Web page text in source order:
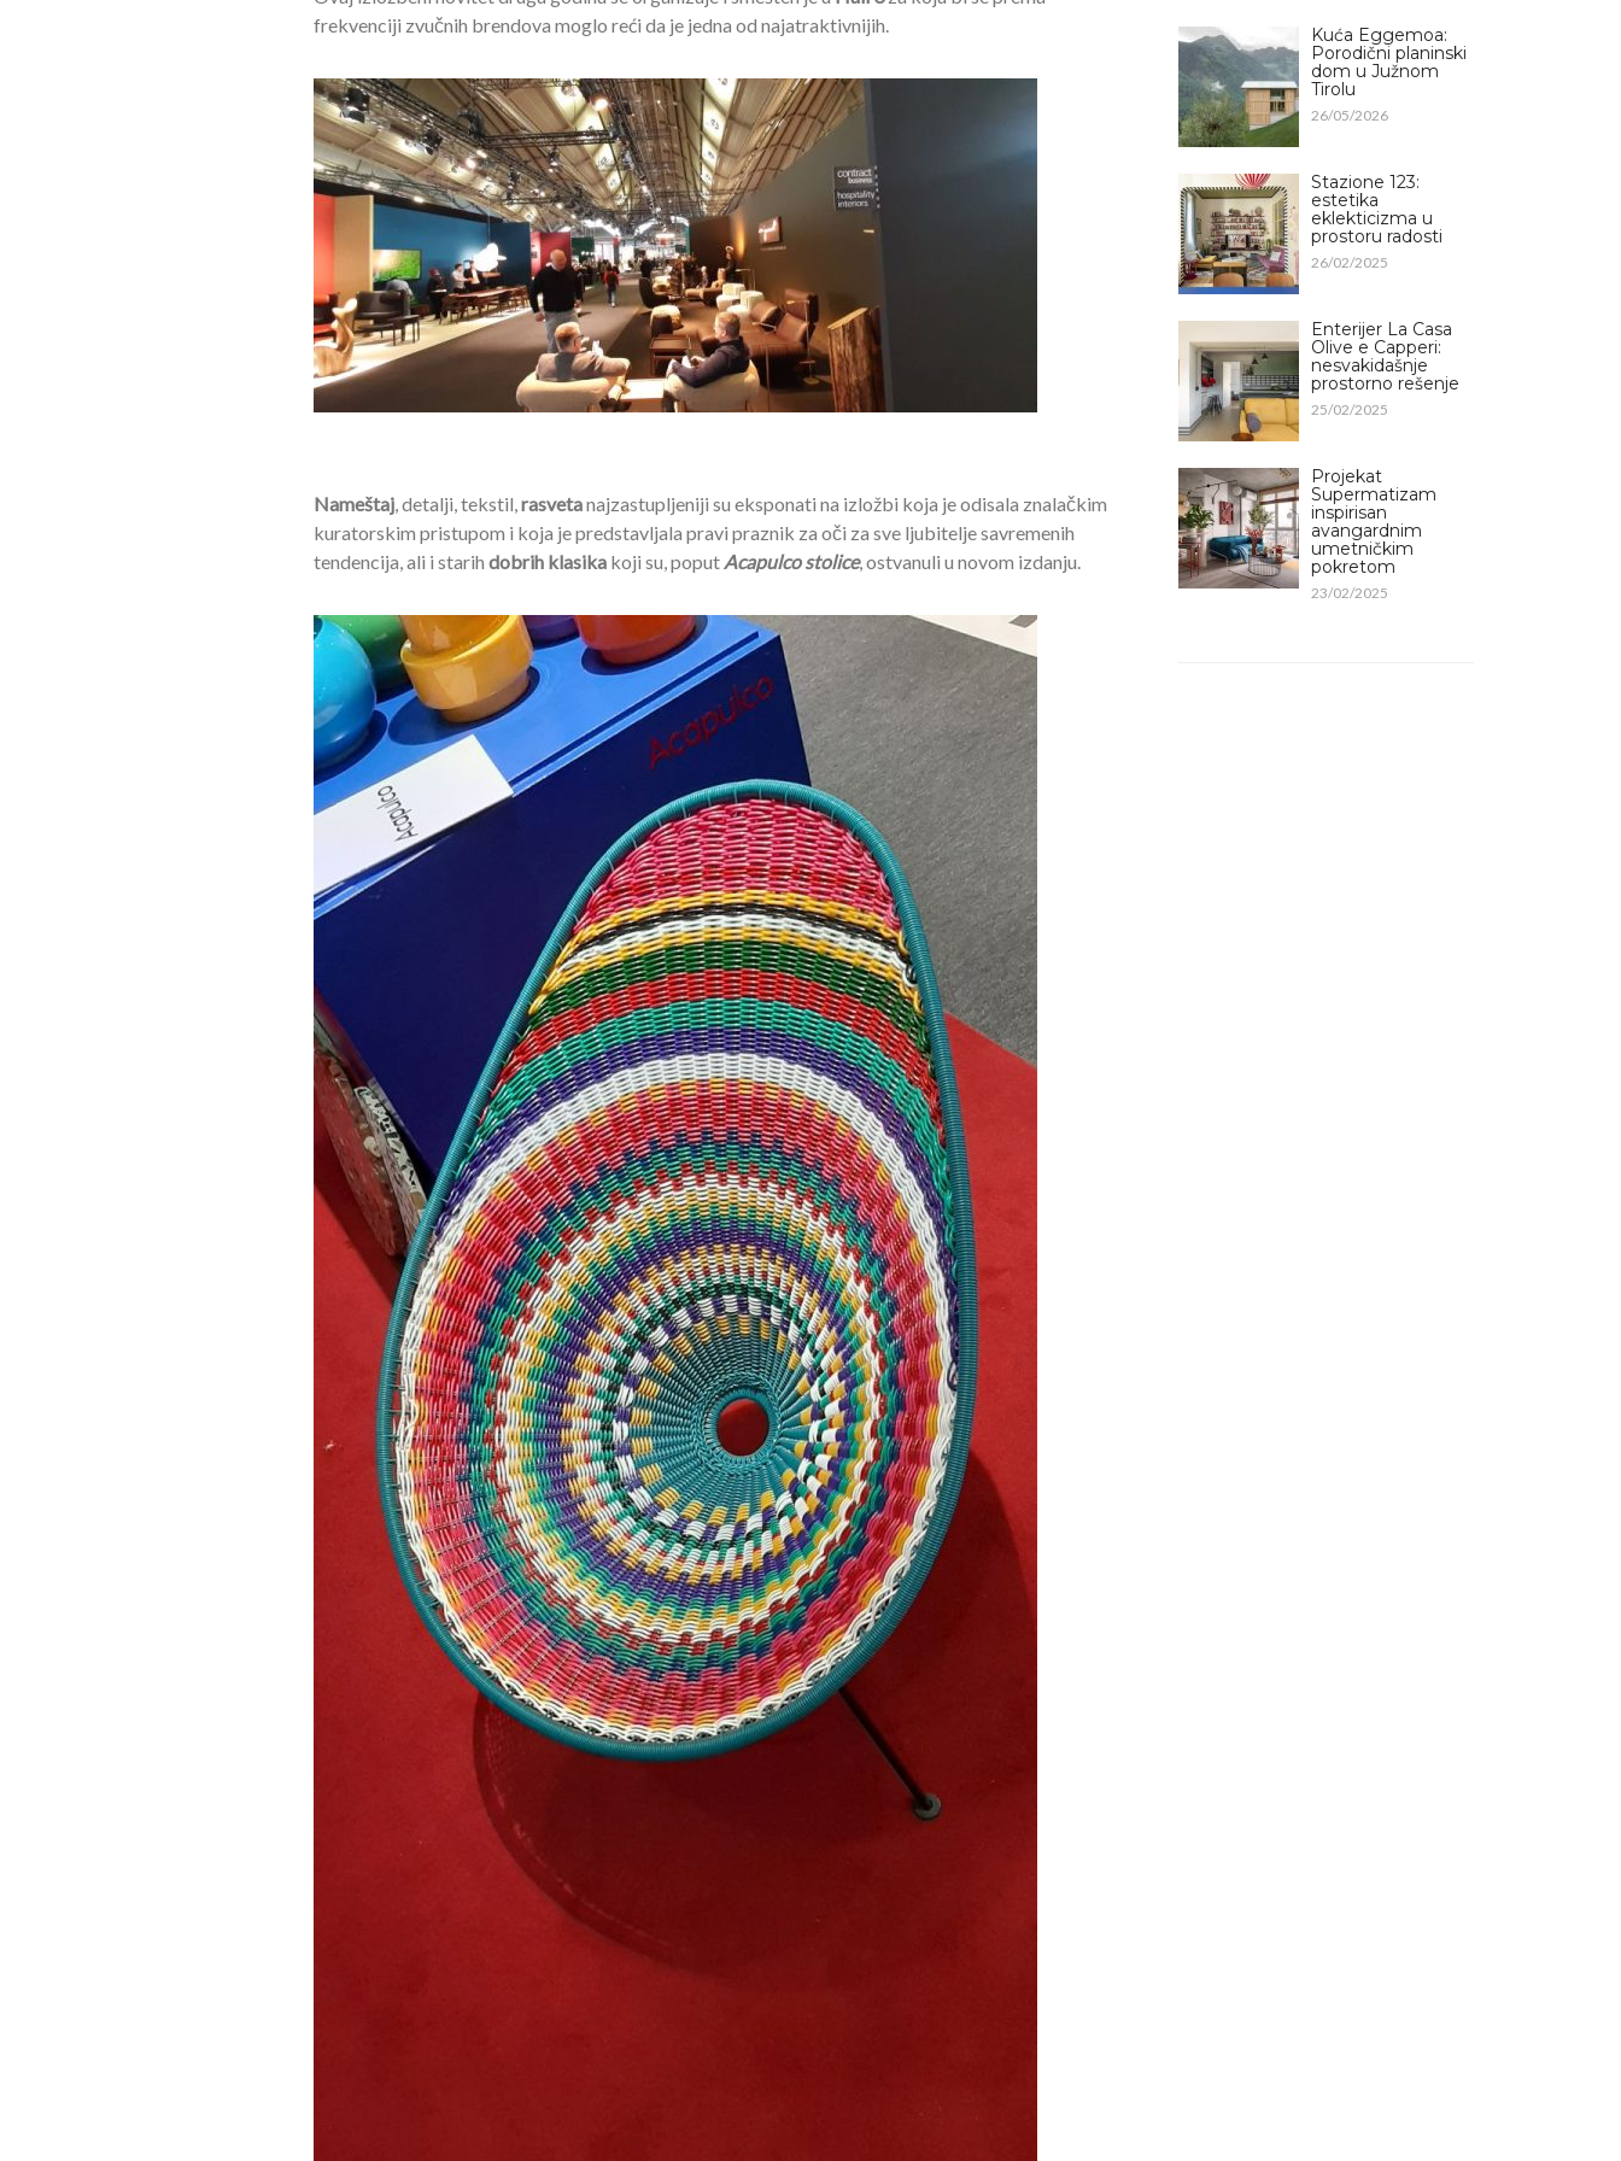
frekvenciji zvučnih brendova moglo reći da je jedna od najatraktivnijih.
Nameštaj, detalji, tekstil,rasvetanajzastupljeniji su eksponati na izložbi koja je odisala znalačkim
kuratorskim pristupom i koja je predstavljala pravi praznik za oči za sve ljubitelje savremenih
tendencija, ali i starih dobrih klasikakoji su, poputAcapulco stolice, ostvanuli u novom izdanju.
Kuća Eggemoa:
Porodični planinski
dom u Južnom
Tirolu
26/05/2026
Stazione 123:
estetika
eklekticizma u
prostoru radosti
26/02/2025
Enterijer La Casa
Olive e Capperi:
nesvakidašnje
prostorno rešenje
25/02/2025
Projekat
Supermatizam
inspirisan
avangardnim
umetničkim
pokretom
23/02/2025